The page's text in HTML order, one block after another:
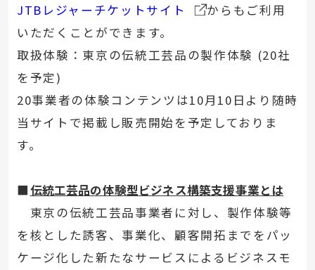
JTBレジャーチケットサイト
からもご利用
いただくことができます。
取扱体験：東京の伝統工芸品の製作体験 (20社
を予定)
20事業者の体験コンテンツは10月10日より随時
当サイトで掲載し販売開始を予定しておりま
す。
■伝統工芸品の体験型ビジネス構築支援事業とは
東京の伝統工芸品事業者に対し、製作体験等
を核とした誘客、事業化、顧客開拓までをパッ
ケージ化した新たなサービスによるビジネスモ